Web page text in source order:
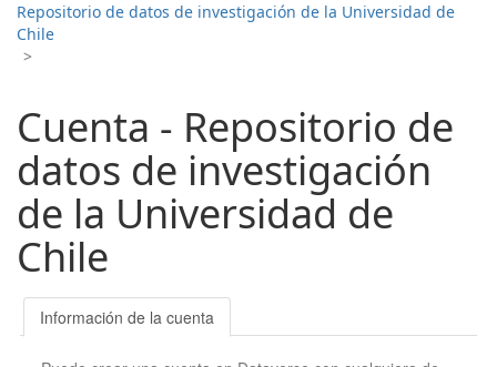
Repositorio de datos de investigación de la Universidad de
Chile
>
Cuenta - Repositorio de
datos de investigación
de la Universidad de
Chile
Información de la cuenta